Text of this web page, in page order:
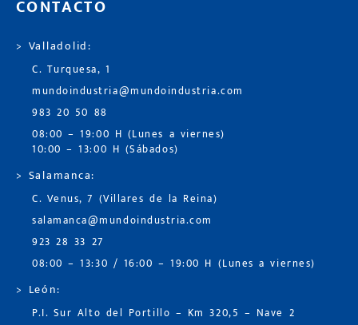
CONTACTO
> Valladolid:
C. Turquesa, 1
mundoindustria@mundoindustria.com
983 20 50 88
08:00 – 19:00 H (Lunes a viernes)
10:00 – 13:00 H (Sábados)
> Salamanca:
C. Venus, 7 (Villares de la Reina)
salamanca@mundoindustria.com
923 28 33 27
08:00 – 13:30 / 16:00 – 19:00 H (Lunes a viernes)
> León:
P.I. Sur Alto del Portillo – Km 320,5 – Nave 2